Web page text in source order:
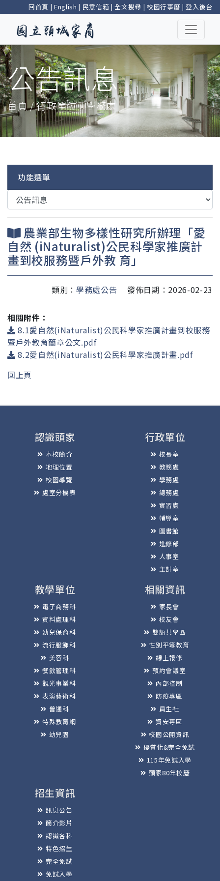
回首頁 | English | 民意信箱 |全文搜尋 | 校園行事曆 |登入後台
公告訊息
首頁 / 行政單位 / 學務處
功能選單
農業部生物多樣性研究所辦理「愛
自然 (iNaturalist)公民科學家推廣計
畫到校服務暨戶外教 育」
類別： 學務處公告 發佈日期：2026-02-23
相關附件：
8.1愛自然(iNaturalist)公民科學家推廣計畫到校服務
暨戶外教育簡章公文.pdf
8.2愛自然(iNaturalist)公民科學家推廣計畫.pdf
回上頁
認識頭家
本校簡介
地理位置
校園導覽
處室分機表
行政單位
校長室
教務處
學務處
總務處
實習處
輔導室
圖書館
進修部
人事室
主計室
教學單位
電子商務科
資料處理科
幼兒保育科
流行服飾科
美容科
餐飲管理科
觀光事業科
表演藝術科
普通科
特殊教育網
幼兒園
相關資訊
家長會
校友會
雙語共學區
性別平等教育
線上報修
預約會議室
內部控制
防疫專區
員生社
資安專區
校園公開資訊
優質化&完全免試
115年免試入學
頭家80年校慶
招生資訊
訊息公告
簡介影片
認識各科
特色招生
完全免試
免試入學